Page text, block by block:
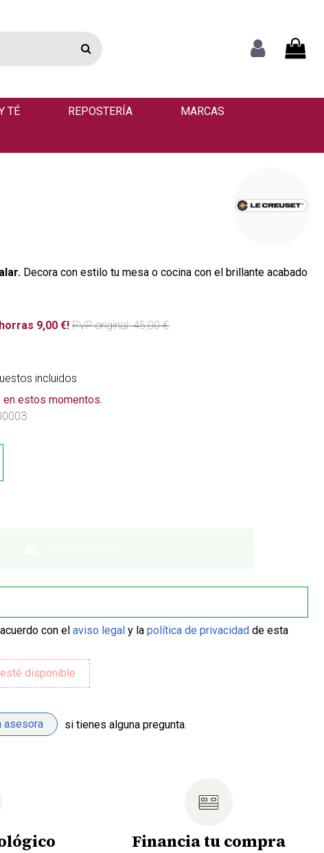
TÉ REPOSTERÍA MARCAS
Decora con estilo tu mesa o cocina con el brillante acabado
9,00 €! PVPoriginal: 45,00 €
incluidos
estos momentos.
con elaviso legal y lapolítica de privacidad de esta
asesora si tienes alguna pregunta.
Financia tu compra